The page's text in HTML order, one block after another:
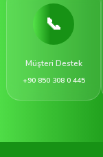
📞
Müşteri Destek
+90 850 308 0 445